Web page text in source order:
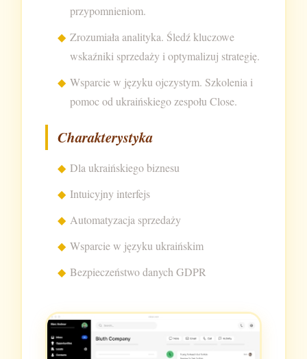
przypomnieniom.
Zrozumiała analityka. Śledź kluczowe
wskaźniki sprzedaży i optymalizuj strategię.
Wsparcie w języku ojczystym. Szkolenia i
pomoc od ukraińskiego zespołu Close.
Charakterystyka
Dla ukraińskiego biznesu
Intuicyjny interfejs
Automatyzacja sprzedaży
Wsparcie w języku ukraińskim
Bezpieczeństwo danych GDPR